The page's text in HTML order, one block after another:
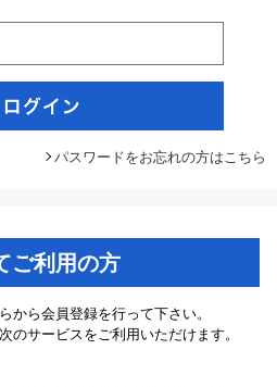
パスワードをお忘れの方はこちら
ご利用の方
から会員登録を行って下さい。
のサービスをご利用いただけます。